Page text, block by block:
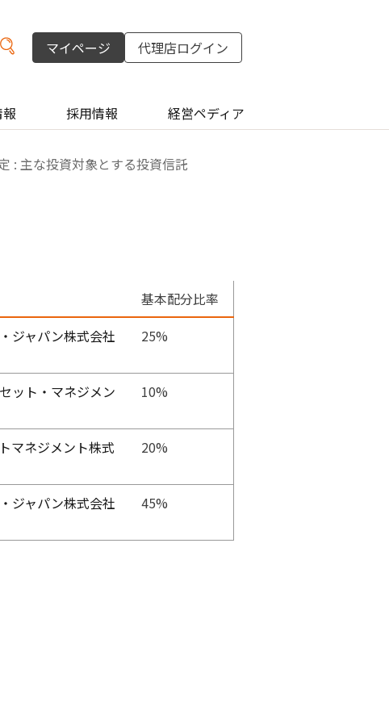
採用情報 経営ペディア
マイページ 代理店ログイン
: 主な投資対象とする投資信託
基本配分比率
ジャパン株式会社 25%
ット・マネジメン
10%
マネジメント株式
20%
ジャパン株式会社 45%